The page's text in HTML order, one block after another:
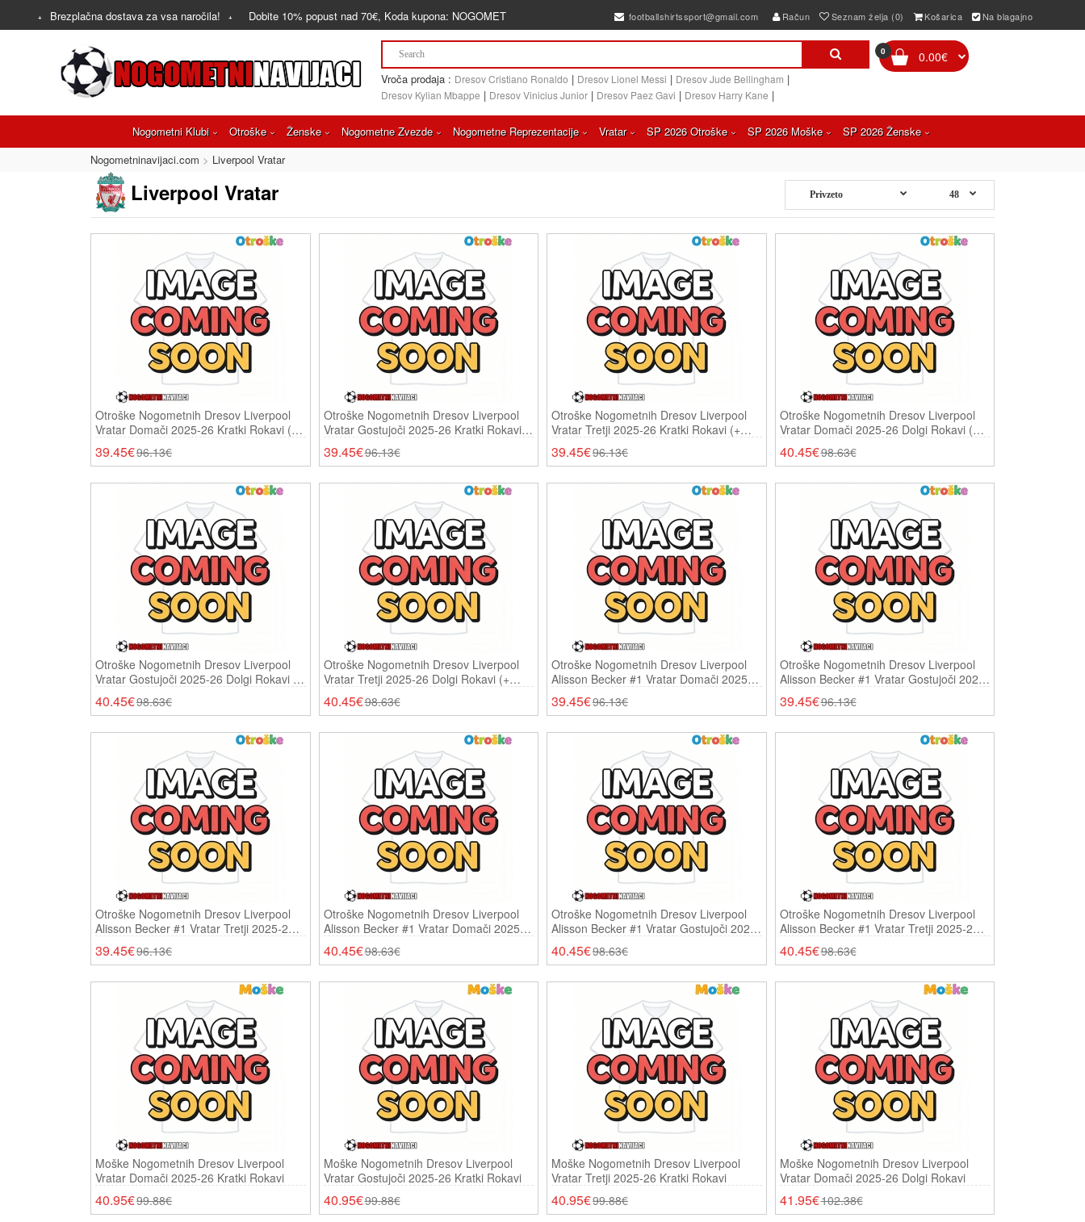
Brezplačna dostava za vsa naročila! Dobite 10% popust nad 70€, Koda kupona: NOGOMET footballshirtssport@gmail.com Račun Seznam želja (0) Košarica Na blagajno
Vroča prodaja : Dresov Cristiano Ronaldo | Dresov Lionel Messi | Dresov Jude Bellingham |
Dresov Kylian Mbappe | Dresov Vinicius Junior | Dresov Paez Gavi | Dresov Harry Kane |
0 0.00€
Nogometni Klubi Otroške Ženske Nogometne Zvezde Nogometne Reprezentacije Vratar SP 2026 Otroške SP 2026 Moške
SP 2026 Ženske
Nogometninavijaci.com
Liverpool Vratar
Liverpool Vratar
Otroške Nogometnih Dresov Liverpool
Vratar Domači 2025-26 Kratki Rokavi (+
Hlače)
39.45€96.13€
Otroške Nogometnih Dresov Liverpool
Vratar Gostujoči 2025-26 Kratki Rokavi
(+ Hlače)
39.45€96.13€
Otroške Nogometnih Dresov Liverpool
Vratar Tretji 2025-26 Kratki Rokavi (+
Hlače)
39.45€96.13€
Otroške Nogometnih Dresov Liverpool
Vratar Domači 2025-26 Dolgi Rokavi (+
Hlače)
40.45€98.63€
Otroške Nogometnih Dresov Liverpool
Vratar Gostujoči 2025-26 Dolgi Rokavi (+
Hlače)
40.45€98.63€
Otroške Nogometnih Dresov Liverpool
Vratar Tretji 2025-26 Dolgi Rokavi (+
Hlače)
40.45€98.63€
Otroške Nogometnih Dresov Liverpool
Alisson Becker #1 Vratar Domači 2025-
26 Kratki Rokavi (+ Hlače)
39.45€96.13€
Otroške Nogometnih Dresov Liverpool
Alisson Becker #1 Vratar Gostujoči 2025-
26 Kratki Rokavi (+ Hlače)
39.45€96.13€
Otroške Nogometnih Dresov Liverpool
Alisson Becker #1 Vratar Tretji 2025-26
Kratki Rokavi (+ Hlače)
39.45€96.13€
Otroške Nogometnih Dresov Liverpool
Alisson Becker #1 Vratar Domači 2025-
26 Dolgi Rokavi (+ Hlače)
40.45€98.63€
Otroške Nogometnih Dresov Liverpool
Alisson Becker #1 Vratar Gostujoči 2025-
26 Dolgi Rokavi (+ Hlače)
40.45€98.63€
Otroške Nogometnih Dresov Liverpool
Alisson Becker #1 Vratar Tretji 2025-26
Dolgi Rokavi (+ Hlače)
40.45€98.63€
Moške Nogometnih Dresov Liverpool
Vratar Domači 2025-26 Kratki Rokavi
40.95€99.88€
Moške Nogometnih Dresov Liverpool
Vratar Gostujoči 2025-26 Kratki Rokavi
40.95€99.88€
Moške Nogometnih Dresov Liverpool
Vratar Tretji 2025-26 Kratki Rokavi
40.95€99.88€
Moške Nogometnih Dresov Liverpool
Vratar Domači 2025-26 Dolgi Rokavi
41.95€102.38€